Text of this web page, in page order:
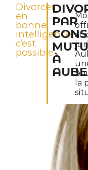
Divorcer
en
bonne
intelligence,
c’est
possible
PAR
À
la